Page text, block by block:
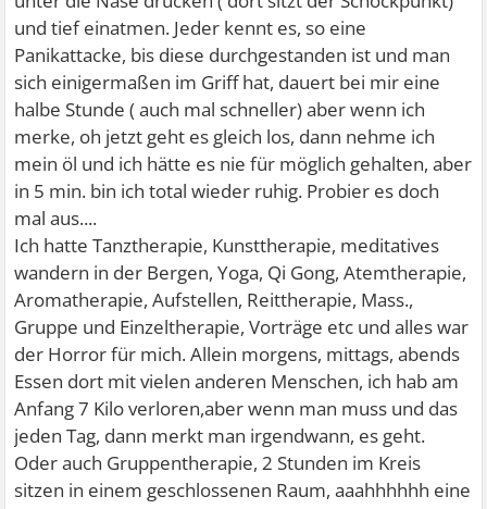
und tief einatmen. Jeder kennt es, so eine
Panikattacke, bis diese durchgestanden ist und man
sich einigermaßen im Griff hat, dauert bei mir eine
halbe Stunde ( auch mal schneller) aber wenn ich
merke, oh jetzt geht es gleich los, dann nehme ich
mein öl und ich hätte es nie für möglich gehalten, aber
in 5 min. bin ich total wieder ruhig. Probier es doch
mal aus....
Ich hatte Tanztherapie, Kunsttherapie, meditatives
wandern in der Bergen, Yoga, Qi Gong, Atemtherapie,
Aromatherapie, Aufstellen, Reittherapie, Mass.,
Gruppe und Einzeltherapie, Vorträge etc und alles war
der Horror für mich. Allein morgens, mittags, abends
Essen dort mit vielen anderen Menschen, ich hab am
Anfang 7 Kilo verloren,aber wenn man muss und das
jeden Tag, dann merkt man irgendwann, es geht.
Oder auch Gruppentherapie, 2 Stunden im Kreis
sitzen in einem geschlossenen Raum, aaahhhhhh eine